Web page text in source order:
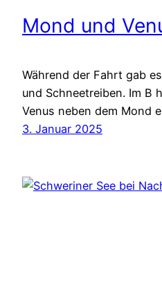
Mond und
Während der Fahrt gab
und Schneetreiben. Im B
Venus neben dem Mond
3. Januar 2025